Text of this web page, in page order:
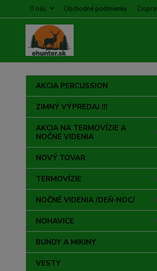
O nás Obchodné podmienky
AKCIA PERCUSSION
ZIMNÝ VÝPREDAJ !!!
AKCIA NA TERMOVÍZIE A
NOČNÉ VIDENIA
NOVÝ TOVAR
TERMOVÍZIE
NOČNÉ VIDENIA /DEŇ-NOC/
NOHAVICE
BUNDY A MIKINY
VESTY